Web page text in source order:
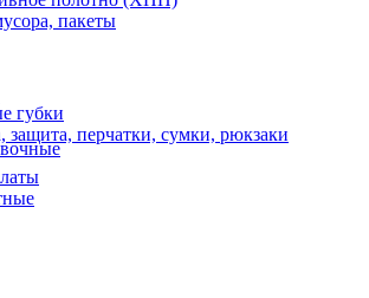
пакеты
губки
защита, перчатки, сумки, рюкзаки